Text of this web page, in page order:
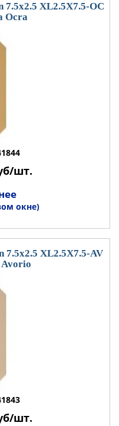
7.5x2.5 XL2.5X7.5-OC
Ocra
шт.
окне)
7.5x2.5 XL2.5X7.5-AV
Avorio
шт.